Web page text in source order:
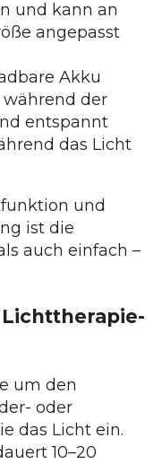
und kann an
angepasst
Akku
der
entspannt
das Licht
und
ist die
auch einfach –
um den
oder
das Licht ein.
10–20